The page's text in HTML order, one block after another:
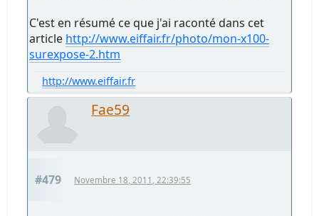
C'est en résumé ce que j'ai raconté dans cet
article http://www.eiffair.fr/photo/mon-x100-
surexpose-2.htm
http://www.eiffair.fr
Fae59
#479 Novembre 18, 2011, 22:39:55